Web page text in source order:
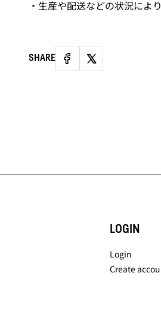
・生産や配送などの状況によ
SHARE
LOGIN
Login
Create